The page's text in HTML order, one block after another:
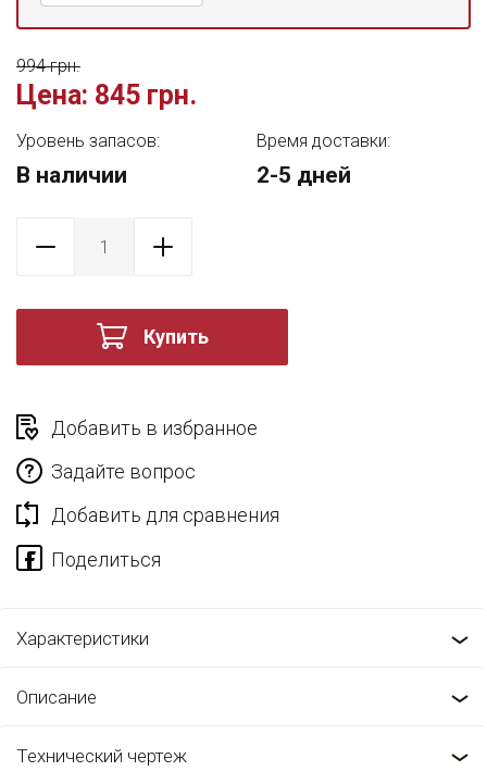
Цена: 845 грн.
994 грн.
Уровень запасов:
В наличии
Время доставки:
2-5 дней
Купить
Добавить в избранное
Задайте вопрос
Добавить для сравнения
Характеристики
Описание
Технический чертеж